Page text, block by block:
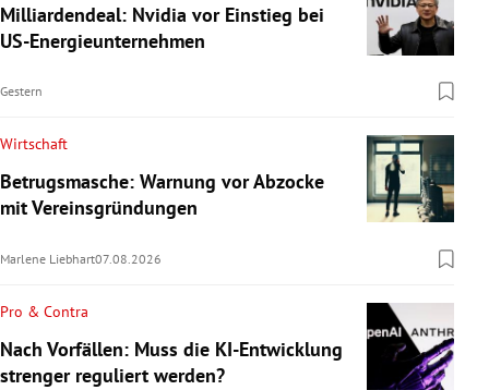
Milliardendeal: Nvidia vor Einstieg bei
US-Energieunternehmen
Gestern
Wirtschaft
Betrugsmasche: Warnung vor Abzocke
mit Vereinsgründungen
Marlene Liebhart07.08.2026
Pro & Contra
Nach Vorfällen: Muss die KI-Entwicklung
strenger reguliert werden?